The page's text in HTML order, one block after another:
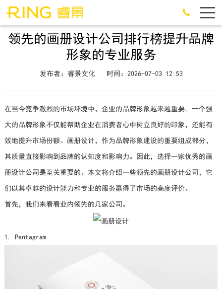
领先的画册设计公司排行榜提升品牌
形象的专业服务
发布者：睿景文化 时间：2026-07-03 12:53
在当今竞争激烈的市场环境中，企业的品牌形象越来越重要。一个强
大的品牌形象不仅能帮助企业在消费者心中树立良好的印象，还能有
效地提升市场份额。画册设计，作为品牌形象建设的重要组成部分，
其质量直接影响到品牌的认知度和影响力。因此，选择一家优秀的画
册设计公司是至关重要的。本文将介绍一些领先的画册设计公司，它
们以其卓越的设计能力和专业的服务赢得了市场的高度评价。
首先，我们来看看业内领先的几家公司。
1. Pentagram